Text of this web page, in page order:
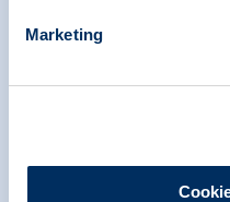
Marketing
Pressespiegel |
Weniger bezahlen